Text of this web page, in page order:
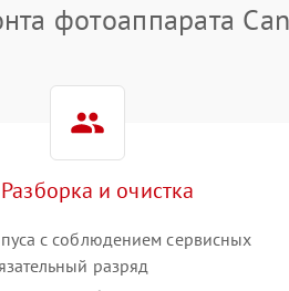
фотоаппарата
и очистка
с соблюдением сервисных
разряд